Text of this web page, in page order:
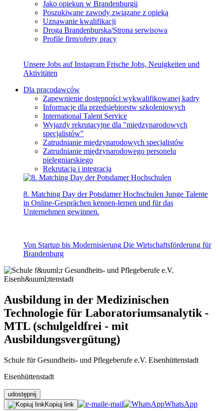
Jako opiekun w Brandenburgii
Poszukiwane zawody związane z opieką
Uznawanie kwalifikacji
Droga Brandenburska/Strona serwisowa
Profile firm/oferty pracy
Unsere Jobs auf Instagram Frische Jobs, Neuigkeiten und
Aktivitäten
Dla pracodawców
Zapewnienie dostępności wykwalifikowanej kadry
Informacje dla przedsiębiorstw szkoleniowych
International Talent Service
Wyjazdy rekrutacyjne dla "międzynarodowych
specjalistów"
Zatrudnianie międzynarodowych specjalistów
Zatrudnianie międzynarodowego personelu
pielęgniarskiego
Rekrutacja i integracja
8. Matching Day der Potsdamer Hochschulen Junge Talente
in Online-Gesprächen kennen-lernen und für das
Unternehmen gewinnen.
Von Startup bis Modernisierung Die Wirtschaftsförderung für
Brandenburg
Ausbildung in der Medizinischen
Technologie für Laboratoriumsanalytik -
MTL (schulgeldfrei - mit
Ausbildungsvergütung)
Schule für Gesundheits- und Pflegeberufe e.V. Eisenhüttenstadt
Eisenhüttenstadt
udostępnij
Kopiuj link
e-mail WhatsApp